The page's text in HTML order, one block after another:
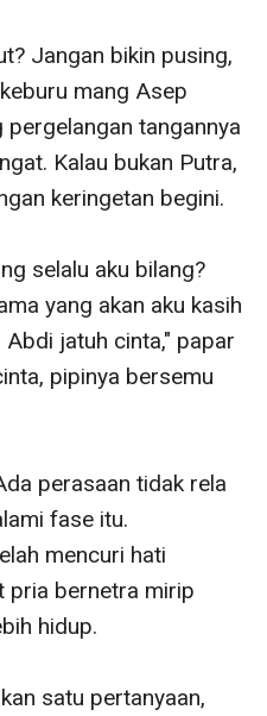
Jangan bikin pusing,
mang Asep
pergelangan tangannya
Kalau bukan Putra,
keringetan begini.
selalu aku bilang?
yang akan aku kasih
jatuh cinta," papar
pipinya bersemu
perasaan tidak rela
fase itu.
mencuri hati
pria bernetra mirip
hidup.
satu pertanyaan,